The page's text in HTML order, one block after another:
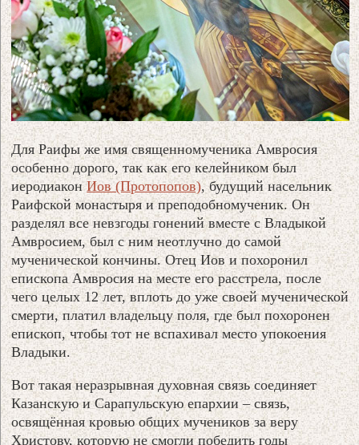
Для Раифы же имя священномученика Амвросия
особенно дорого, так как его келейником был
иеродиаконИов (Протопопов), будущий насельник
Раифской монастыря и преподобномученик. Он
разделял все невзгоды гонений вместе с Владыкой
Амвросием, был с ним неотлучно до самой
мученической кончины. Отец Иов и похоронил
епископа Амвросия на месте его расстрела, после
чего целых 12 лет, вплоть до уже своей мученической
смерти, платил владельцу поля, где был похоронен
епископ, чтобы тот не вспахивал место упокоения
Владыки.
Вот такая неразрывная духовная связь соединяет
Казанскую и Сарапульскую епархии – связь,
освящённая кровью общих мучеников за веру
Христову, которую не смогли победить годы